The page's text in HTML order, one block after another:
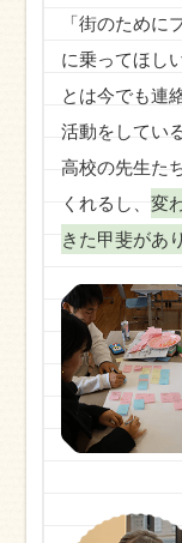
「街のために
に乗ってほし
とは今でも連
活動をしてい
高校の先生た
くれるし、 変
きた甲斐があ